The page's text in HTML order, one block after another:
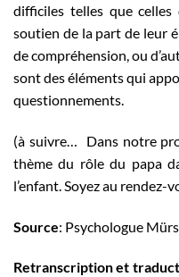
difficiles telles que celles
soutien de la part de leur
de compréhension, ou
sont des éléments qui
questionnements.
(à suivre… Dans notre
thème du rôle du papa
l’enfant. Soyez au rendez-
Source: Psychologue
Retranscription et